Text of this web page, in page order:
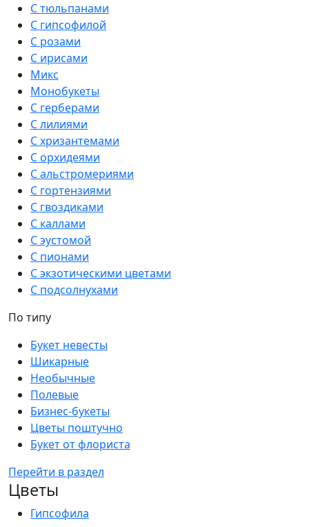
С тюльпанами
С гипсофилой
С розами
С ирисами
Микс
Монобукеты
С герберами
С лилиями
С хризантемами
С орхидеями
С альстромериями
С гортензиями
С гвоздиками
С каллами
С эустомой
С пионами
С экзотическими цветами
С подсолнухами
По типу
Букет невесты
Шикарные
Необычные
Полевые
Бизнес-букеты
Цветы поштучно
Букет от флориста
Перейти в раздел
Цветы
Гипсофила